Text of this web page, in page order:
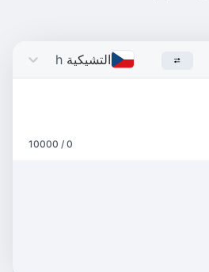
التشيكية Czech
0 / 10000